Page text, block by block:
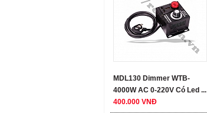
MDL130 Dimmer WTB-
4000W AC 0-220V Có Led ...
400.000 VNĐ